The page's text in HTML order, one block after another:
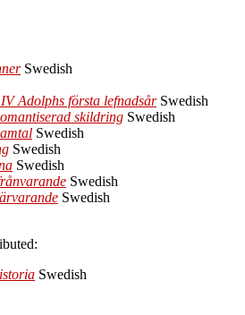
Swedish
Adolphs första lefnadsårSwedish
skildring Swedish
Swedish
Swedish
Swedish
Swedish
Swedish
Swedish